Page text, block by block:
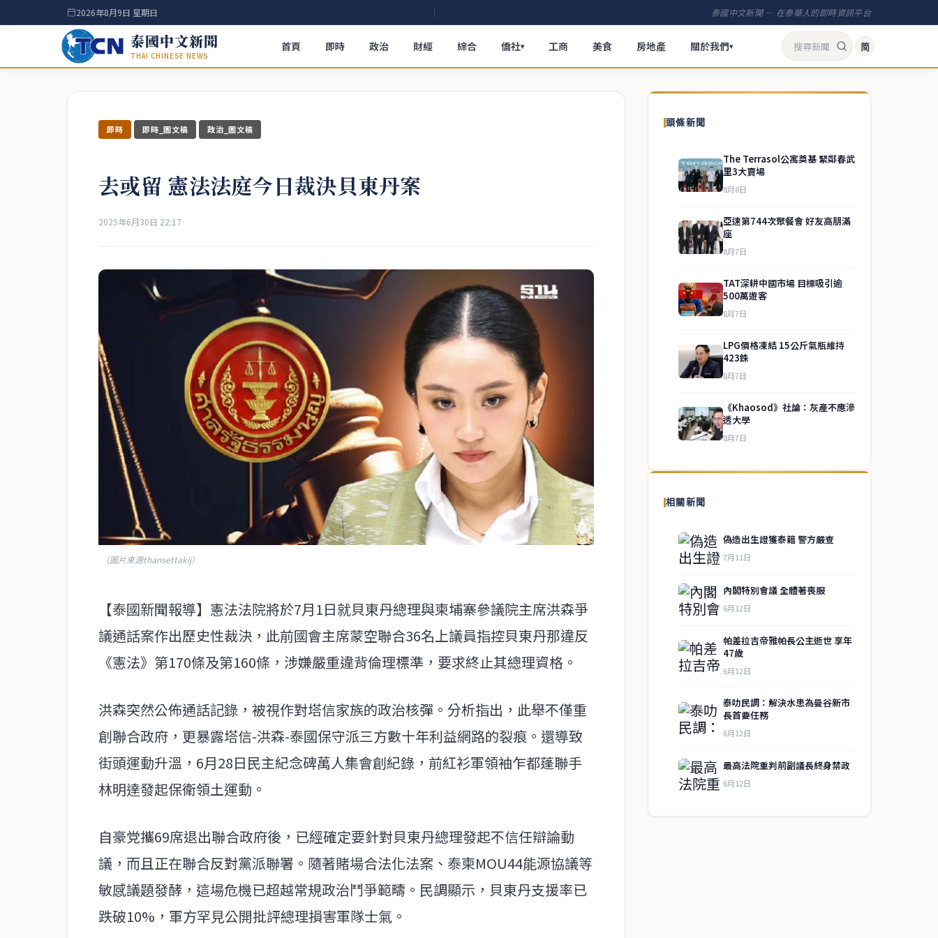
2026年8月9日 星期日 泰國中文新聞 — 在泰華人的即時資訊平台
泰國中文新聞
THAI CHINESE NEWS
首頁 即時 政治 財經 綜合 僑社▾ 工商 美食 房地產 關於我們▾ 简
即時 即時_圖文稿 政治_圖文稿
去或留 憲法法庭今日裁決貝東丹案
2025年6月30日 22:17
（圖片來源thansettakij）
【泰國新聞報導】憲法法院將於7月1日就貝東丹總理與柬埔寨參議院主席洪森爭
議通話案作出歷史性裁決，此前國會主席蒙空聯合36名上議員指控貝東丹那違反
《憲法》第170條及第160條，涉嫌嚴重違背倫理標準，要求終止其總理資格。
洪森突然公佈通話記錄，被視作對塔信家族的政治核彈。分析指出，此舉不僅重
創聯合政府，更暴露塔信-洪森-泰國保守派三方數十年利益網路的裂痕。還導致
街頭運動升溫，6月28日民主紀念碑萬人集會創紀錄，前紅衫軍領袖乍都蓬聯手
林明達發起保衛領土運動。
自豪党攜69席退出聯合政府後，已經確定要針對貝東丹總理發起不信任辯論動
議，而且正在聯合反對黨派聯署。隨著賭場合法化法案、泰柬MOU44能源協議等
敏感議題發酵，這場危機已超越常規政治鬥爭範疇。民調顯示，貝東丹支援率已
跌破10%，軍方罕見公開批評總理損害軍隊士氣。
頭條新聞
The Terrasol公寓奠基 緊鄰春武
里3大賣場
8月8日
亞速第744次聚餐會 好友高朋滿
座
8月7日
TAT深耕中國市場 目標吸引逾
500萬遊客
8月7日
LPG價格凍結 15公斤氣瓶維持
423銖
8月7日
《Khaosod》社論：灰產不應滲
透大學
8月7日
相關新聞
偽造出生證獲泰籍 警方嚴查
7月11日
內閣特別會議 全體著喪服
6月12日
帕差拉吉帝雅帕長公主逝世 享年
47歲
6月12日
泰叻民調：解決水患為曼谷新市
長首要任務
6月12日
最高法院重判前副議長終身禁政
6月12日